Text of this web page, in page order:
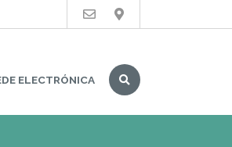
ELECTRÓNICA